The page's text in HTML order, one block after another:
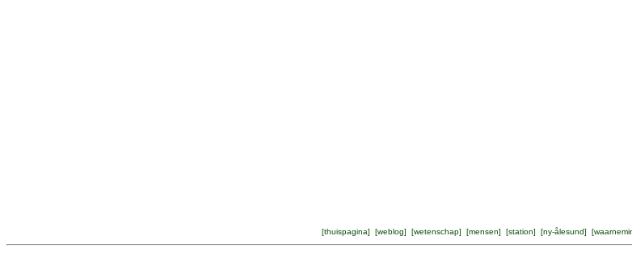
[thuispagina] [weblog] [wetenschap] [mensen] [station] [ny-ålesund] [